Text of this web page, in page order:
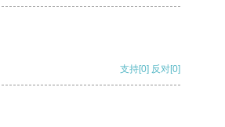
支持[0] 反对[0]